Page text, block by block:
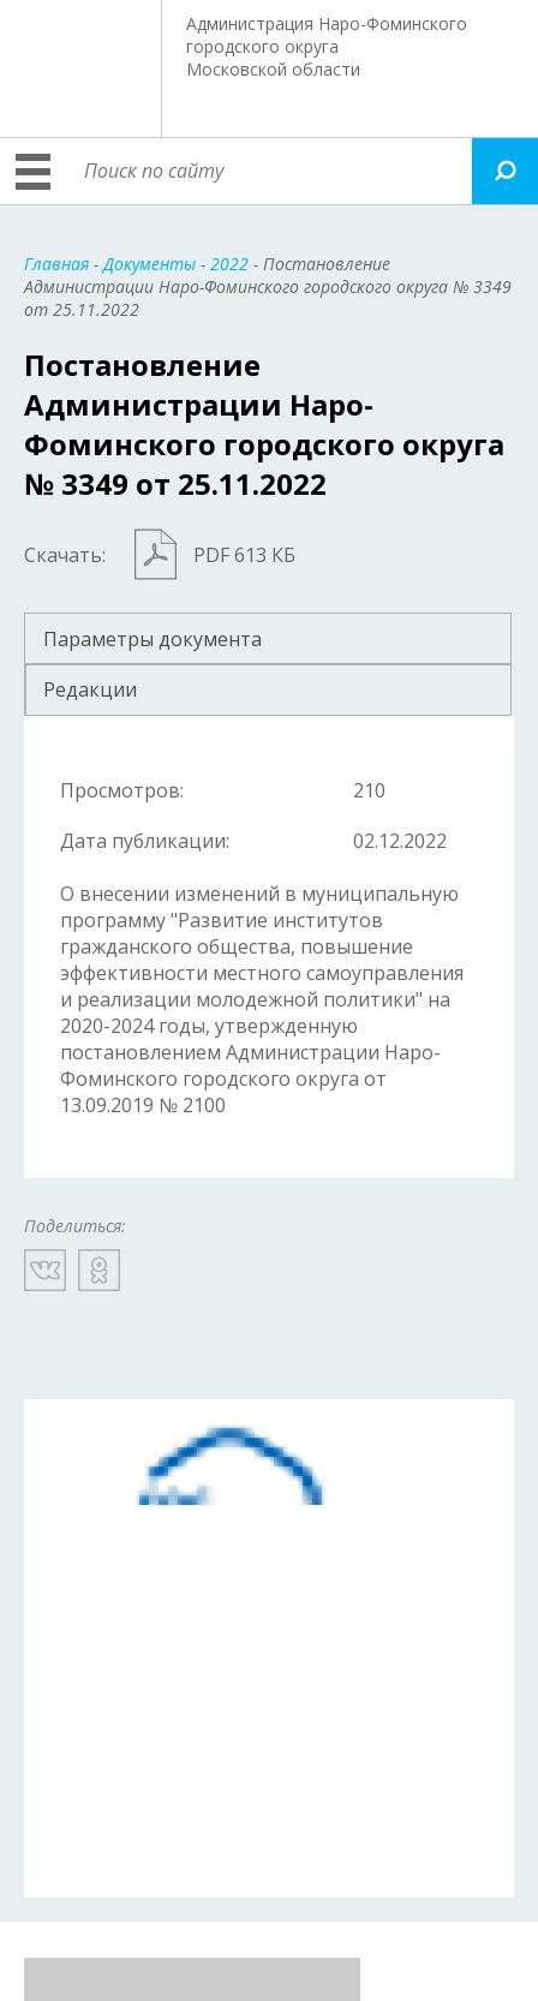
Администрация Наро-Фоминского
городского округа
Московской области
Главная -Документы - 2022 - Постановление
Администрации Наро-Фоминского городского округа № 3349
от 25.11.2022
Постановление
Администрации Наро-
Фоминского городского округа
№ 3349 от 25.11.2022
Скачать: PDF 613 КБ
Параметры документа
Редакции
Просмотров:
210
Дата публикации:
02.12.2022
О внесении изменений в муниципальную
программу "Развитие институтов
гражданского общества, повышение
эффективности местного самоуправления
и реализации молодежной политики" на
2020-2024 годы, утвержденную
постановлением Администрации Наро-
Фоминского городского округа от
13.09.2019 № 2100
Поделиться: